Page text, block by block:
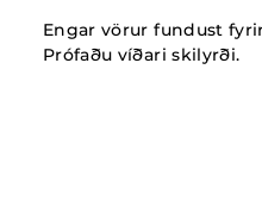
Engar vörur fundust
Prófaðu víðari skilyrði.